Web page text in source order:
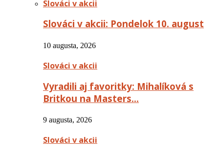
Slováci v akcii
Slováci v akcii: Pondelok 10. august
10 augusta, 2026
Slováci v akcii
Vyradili aj favoritky: Mihalíková s
Britkou na Masters…
9 augusta, 2026
Slováci v akcii